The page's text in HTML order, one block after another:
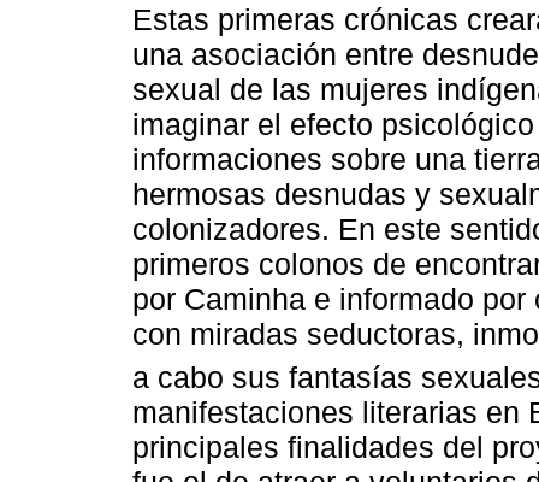
Estas primeras crónicas
una asociación entre
sexual de las mujeres
imaginar el efecto
informaciones sobre una
hermosas desnudas y
colonizadores. En este
primeros colonos de
por Caminha e informado
con miradas seductoras,
a cabo sus fantasías
manifestaciones literarias en
principales finalidades del